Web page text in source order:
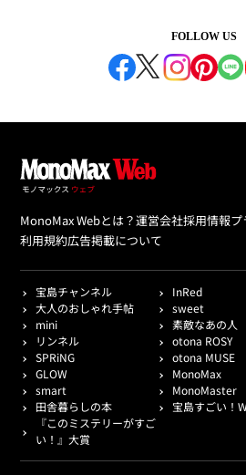
FOLLOW US
MonoMax Webとは？運営会社採用情報プ
利用規約広告掲載について
宝島チャンネル
InRed
大人のおしゃれ手帖
sweet
mini
素敵なあの人
リンネル
otona ROSY
SPRiNG
otona MUSE
GLOW
MonoMax
smart
MonoMaster
田舎暮らしの本
宝島すごい！
『このミステリーがすご
い！』大賞